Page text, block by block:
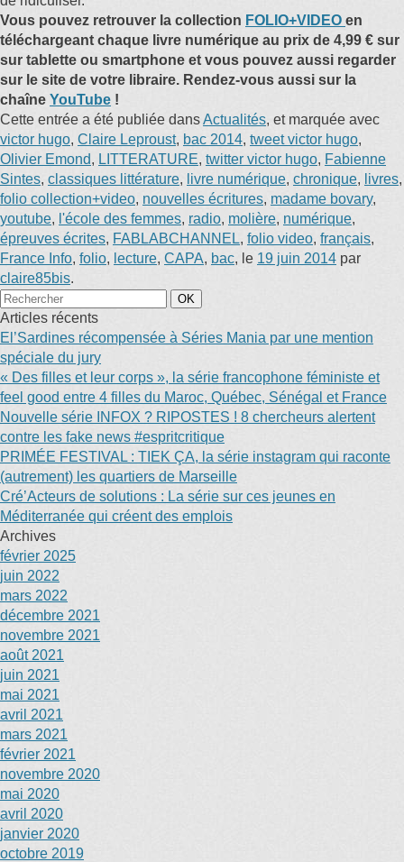
Vous pouvez retrouver la collection FOLIO+VIDEO en
téléchargeant chaque livre numérique au prix de 4,99 € sur
sur tablette ou smartphone et vous pouvez aussi regarder
sur le site de votre libraire. Rendez-vous aussi sur la
chaîne YouTube !
Cette entrée a été publiée dansActualités, et marquée avec
victor hugo, Claire Leproust, bac 2014, tweet victor hugo,
Olivier Emond, LITTERATURE, twitter victor hugo, Fabienne
Sintes, classiques littérature, livre numérique, chronique, livres,
folio collection+video, nouvelles écritures, madame bovary,
youtube, l'école des femmes, radio, molière, numérique,
épreuves écrites, FABLABCHANNEL, folio video, français,
France Info, folio, lecture, CAPA, bac, le 19 juin 2014 par
claire85bis.
Articles récents
El’Sardines récompensée à Séries Mania par une mention
spéciale du jury
« Des filles et leur corps », la série francophone féministe et
feel good entre 4 filles du Maroc, Québec, Sénégal et France
Nouvelle série INFOX ? RIPOSTES ! 8 chercheurs alertent
contre les fake news #espritcritique
PRIMÉE FESTIVAL : TIEK ÇA, la série instagram qui raconte
(autrement) les quartiers de Marseille
Cré’Acteurs de solutions : La série sur ces jeunes en
Méditerranée qui créent des emplois
Archives
février 2025
juin 2022
mars 2022
décembre 2021
novembre 2021
août 2021
juin 2021
mai 2021
avril 2021
mars 2021
février 2021
novembre 2020
mai 2020
avril 2020
janvier 2020
octobre 2019